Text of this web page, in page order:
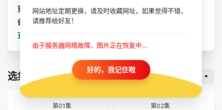
更新： 2023-10-11
备注： 全8集
豆瓣：
选集播放 暴风云
第01集 第02集
网站地址定期更换，请及时收藏网址，如果觉得不错，
请推荐给好友！
由于服务器网络故障，图片正在恢复中...
好的，我记住啦